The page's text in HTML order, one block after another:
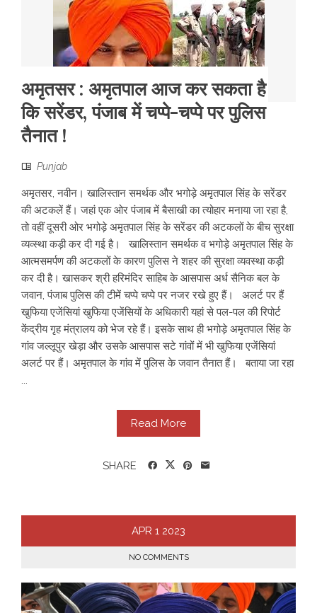
अमृतसर : अमृतपाल आज कर सकता है
कि सरेंडर, पंजाब में चप्पे-चप्पे पर पुलिस
तैनात !
Punjab
अमृतसर, नवीन। खालिस्तान समर्थक और भगोड़े अमृतपाल सिंह के सरेंडर
की अटकलें हैं। जहां एक ओर पंजाब में बैसाखी का त्योहार मनाया जा रहा है,
तो वहीं दूसरी ओर भगोड़े अमृतपाल सिंह के सरेंडर की अटकलों के बीच सुरक्षा
व्यव्स्था कड़ी कर दी गई है। खालिस्तान समर्थक व भगोड़े अमृतपाल सिंह के
आत्मसमर्पण की अटकलों के कारण पुलिस ने शहर की सुरक्षा व्यवस्था कड़ी
कर दी है। खासकर श्री हरिमंदिर साहिब के आसपास अर्ध सैनिक बल के
जवान, पंजाब पुलिस की टीमें चप्पे चप्पे पर नजर रखे हुए हैं। अलर्ट पर हैं
खुफिया एजेंसियां खुफिया एजेंसियों के अधिकारी यहां से पल-पल की रिपोर्ट
केंद्रीय गृह मंत्रालय को भेज रहे हैं। इसके साथ ही भगोड़े अमृतपाल सिंह के
गांव जल्लूपुर खेड़ा और उसके आसपास सटे गांवों में भी खुफिया एजेंसियां
अलर्ट पर हैं। अमृतपाल के गांव में पुलिस के जवान तैनात हैं। बताया जा रहा
...
Read More
SHARE
APR 1 2023
NO COMMENTS